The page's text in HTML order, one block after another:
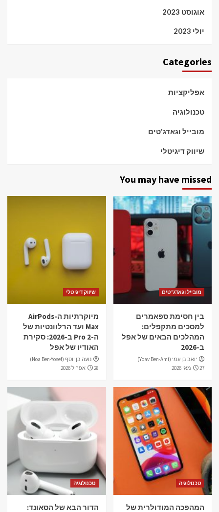
אוגוסט 2023
יולי 2023
Categories
אפליקציות
טכנולוגיה
מובייל וגאדג'טים
שיווק דיגיטלי
You may have missed
מובייל וגאדג'טים
בין חסימת ספאמרים
למסכים מתקפלים:
המהלכים הבאים של אפל
ב-2026
יואב בן עמי (Yoav Ben-Ami)
27 מאי 2026
שיווק דיגיטלי
מיוקרתיות ה-AirPods
Max ועד הרלוונטיות של
ה-Pro 2 ב-2026: סקירת
האודיו של אפל
נועה בן יוסף (Noa Ben-Yosef)
28 אפריל 2026
טכנולוגיה
המהפכה המודולרית של
טכנולוגיה
הדור הבא של הסאונד: